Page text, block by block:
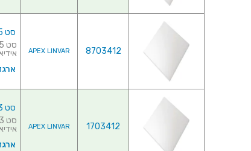
8703412
APEX LINVAR
סט 5 מחיצות לתאי אחסון מודולריים - 420MM X 375MM X 180MM
1703412
APEX LINVAR
סט 3 מחיצות לתאי אחסון מודולריים - 455MM X 420MM X 295MM